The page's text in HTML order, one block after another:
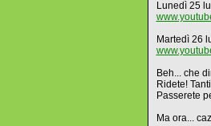
Lunedì 25
Martedì 26
Beh... che
Ridete!
Passerete
Ma ora...